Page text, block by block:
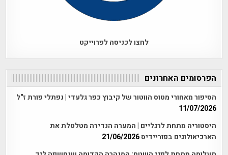
לחצו לכניסה לפרוייקט
הפרסומים האחרונים
הסיפור מאחורי מטוס הווטור של קיבוץ כפר גלעדי | נפתלי פורת ז"ל
11/07/2026
היסטוריה מתחת לרגליים | המערה הנדירה מטלטלת את
הארכיאולוגים בפוריידיס21/06/2026